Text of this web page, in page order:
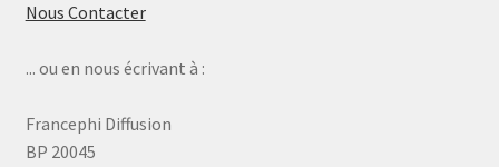
Nous Contacter
... ou en nous écrivant à :
Francephi Diffusion
BP 20045